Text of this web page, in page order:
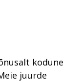
kodune
juurde